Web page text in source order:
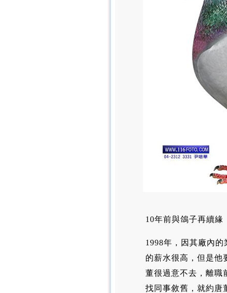
10年前與鴿子再續緣
1998年，因其廠內
的薪水很高，但是他
董很過意不去，離職
找同事敘舊，就約唐